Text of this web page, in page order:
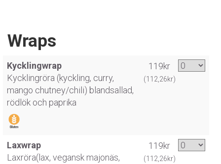
Wraps
Kycklingwrap
Kycklingröra (kyckling, curry,
mango chutney/chili) blandsallad,
rödlök och paprika
119kr
(112,26kr)
Laxwrap
Laxröra(lax, vegansk majonäs,
119kr
(112,26kr)